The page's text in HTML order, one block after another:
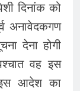
दिनांक को
अनावेदकगण
देना होगी
वह इस
आदेश का